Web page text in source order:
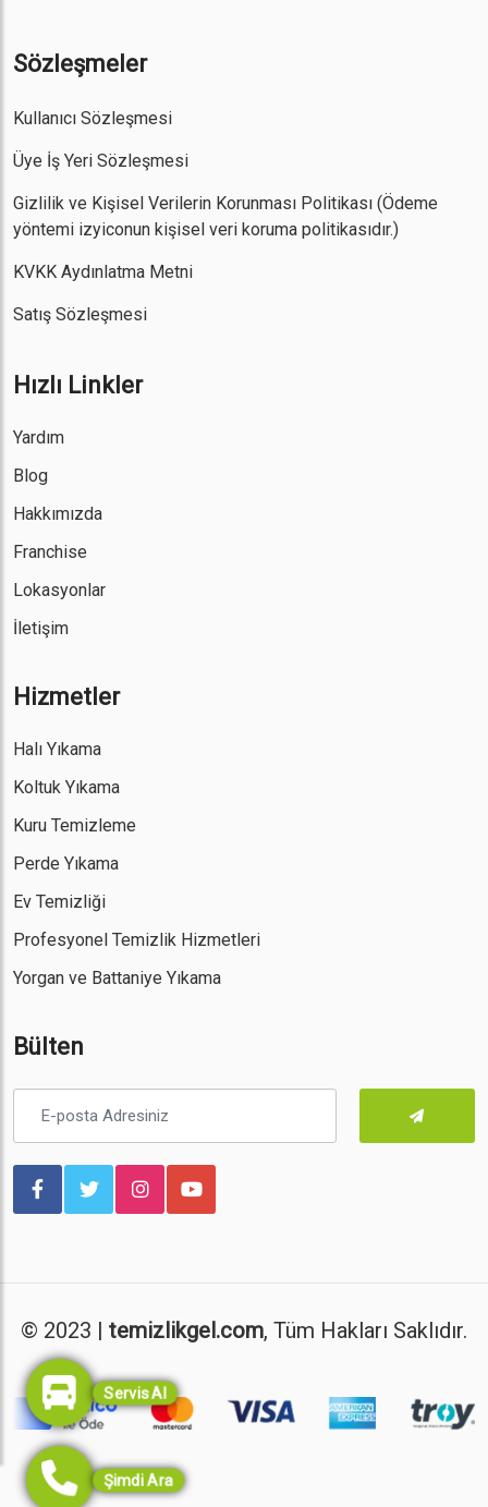
Sözleşmeler
Kullanıcı Sözleşmesi
Üye İş Yeri Sözleşmesi
Gizlilik ve Kişisel Verilerin Korunması Politikası (Ödeme
yöntemi izyiconun kişisel veri koruma politikasıdır.)
KVKK Aydınlatma Metni
Satış Sözleşmesi
Hızlı Linkler
Yardım
Blog
Hakkımızda
Franchise
Lokasyonlar
İletişim
Hizmetler
Halı Yıkama
Koltuk Yıkama
Kuru Temizleme
Perde Yıkama
Ev Temizliği
Profesyonel Temizlik Hizmetleri
Yorgan ve Battaniye Yıkama
Bülten
© 2023 | temizlikgel.com, Tüm Hakları Saklıdır.
Servis Al
Şimdi Ara